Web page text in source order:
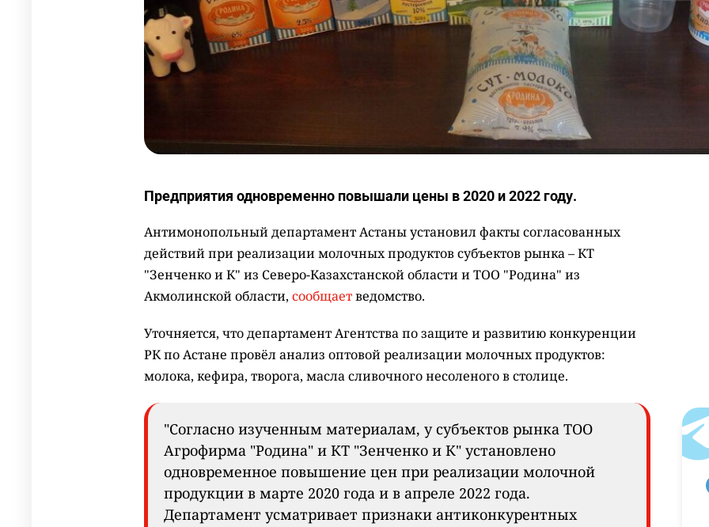
Предприятия одновременно повышали цены в 2020 и 2022 году.
Антимонопольный департамент Астаны установил факты согласованных
действий при реализации молочных продуктов субъектов рынка – КТ
"Зенченко и К" из Северо-Казахстанской области и ТОО "Родина" из
Акмолинской области, сообщаетведомство.
Уточняется, что департамент Агентства по защите и развитию конкуренции
РК по Астане провёл анализ оптовой реализации молочных продуктов:
молока, кефира, творога, масла сливочного несоленого в столице.
"Согласно изученным материалам, у субъектов рынка ТОО
Агрофирма "Родина" и КТ "Зенченко и К" установлено
одновременное повышение цен при реализации молочной
продукции в марте 2020 года и в апреле 2022 года.
Департамент усматривает признаки антиконкурентных